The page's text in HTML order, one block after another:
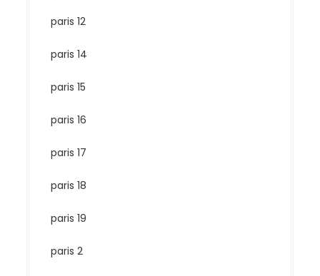
paris 12
paris 14
paris 15
paris 16
paris 17
paris 18
paris 19
paris 2